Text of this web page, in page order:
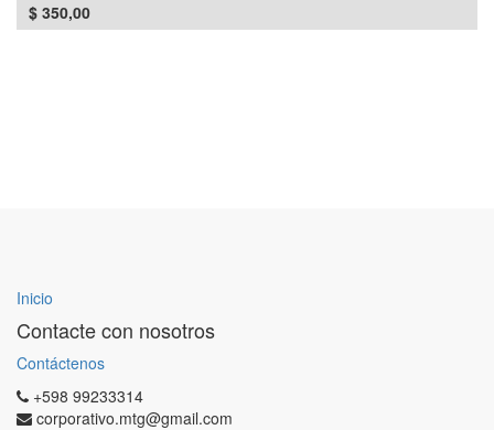
$ 350,00
Inicio
Contacte con nosotros
Contáctenos
+598 99233314
corporativo.mtg@gmail.com